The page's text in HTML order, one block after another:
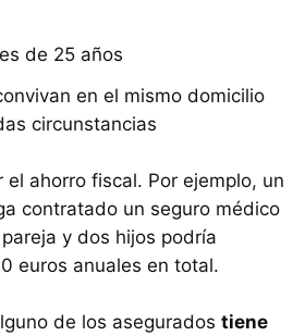
de 25 años
en el mismo domicilio
circunstancias
el ahorro fiscal. Por ejemplo, un
contratado un seguro médico
y dos hijos podría
euros anuales en total.
de los asegurados tiene